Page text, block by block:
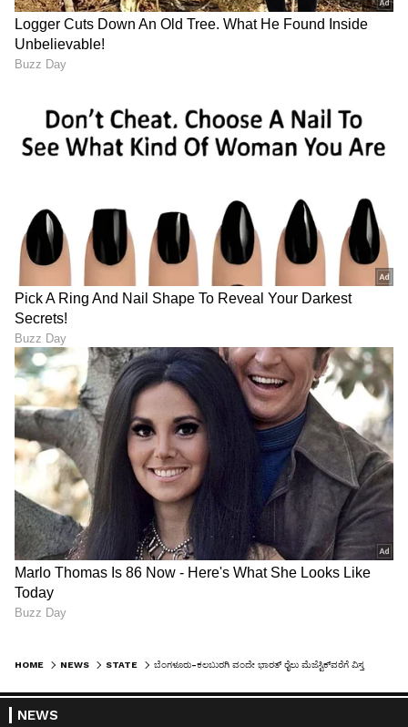
HOME NEWS STATE
NEWS